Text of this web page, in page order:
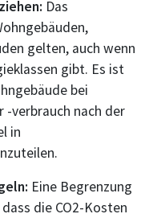
Das
gelten, auch wenn
gibt. Es ist
bei
-verbrauch nach der
in
Eine Begrenzung
die CO2-Kosten